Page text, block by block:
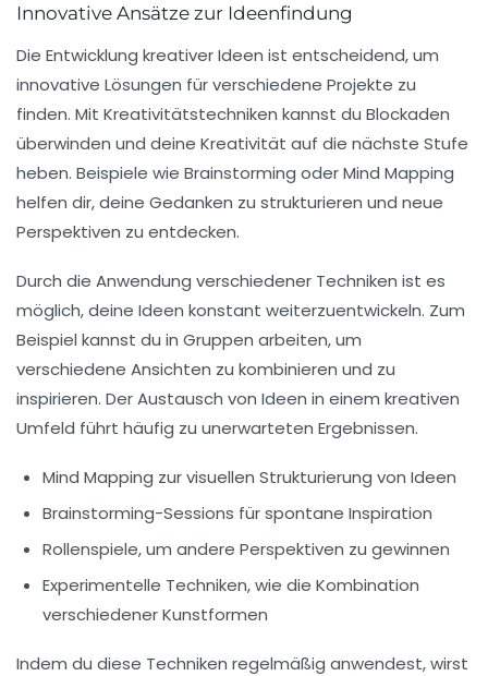
Innovative Ansätze zur Ideenfindung
Die Entwicklung kreativer Ideen ist entscheidend, um
innovative Lösungen für verschiedene Projekte zu
finden. Mit Kreativitätstechniken kannst du Blockaden
überwinden und deine Kreativität auf die nächste Stufe
heben. Beispiele wie Brainstorming oder Mind Mapping
helfen dir, deine Gedanken zu strukturieren und neue
Perspektiven zu entdecken.
Durch die Anwendung verschiedener Techniken ist es
möglich, deine Ideen konstant weiterzuentwickeln. Zum
Beispiel kannst du in Gruppen arbeiten, um
verschiedene Ansichten zu kombinieren und zu
inspirieren. Der Austausch von Ideen in einem kreativen
Umfeld führt häufig zu unerwarteten Ergebnissen.
Mind Mapping zur visuellen Strukturierung von Ideen
Brainstorming-Sessions für spontane Inspiration
Rollenspiele, um andere Perspektiven zu gewinnen
Experimentelle Techniken, wie die Kombination
verschiedener Kunstformen
Indem du diese Techniken regelmäßig anwendest, wirst